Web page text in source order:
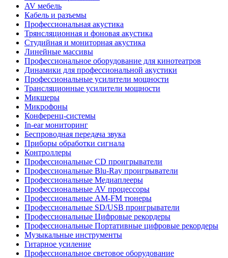
AV мебель
Кабель и разъемы
Профессиональная акустика
Трянсляционная и фоновая акустика
Студийная и мониторная акустика
Линейные массивы
Профессиональное оборудование для кинотеатров
Динамики для профессиональной акустики
Профессиональные усилители мощности
Трансляционные усилители мощности
Микшеры
Микрофоны
Конференц-системы
In-ear мониторинг
Беспроводная передача звука
Приборы обработки сигнала
Контроллеры
Профессиональные СD проигрыватели
Профессиональные Blu-Ray проигрыватели
Профессиональные Медиаплееры
Профессиональные AV процессоры
Профессиональные AM-FM тюнеры
Профессиональные SD/USB проигрыватели
Профессиональные Цифровые рекордеры
Профессиональные Портативные цифровые рекордеры
Музыкальные инструменты
Гитарное усиление
Профессиональное световое оборудование